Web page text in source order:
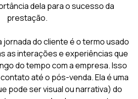
dela para o sucesso da
prestação.
jornada do cliente é o termo usado
as interações e experiências que
do tempo com a empresa. Isso
até o pós-venda. Ela é uma
pode ser visual ou narrativa) do